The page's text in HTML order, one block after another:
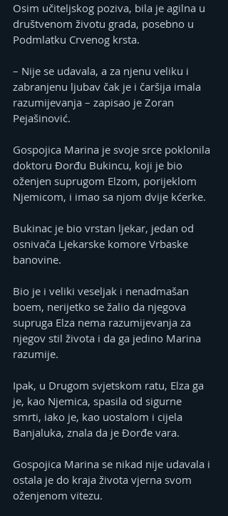
Osim učiteljskog poziva, bila je agilna u
društvenom životu grada, posebno u
Podmlatku Crvenog krsta.
– Nije se udavala, a za njenu veliku i
zabranjenu ljubav čak je i čaršija imala
razumijevanja – zapisao je Zoran
Pejašinović.
Gospojica Marina je svoje srce poklonila
doktoru Đorđu Bukincu, koji je bio
oženjen suprugom Elzom, porijeklom
Njemicom, i imao sa njom dvije kćerke.
Bukinac je bio vrstan ljekar, jedan od
osnivača Ljekarske komore Vrbaske
banovine.
Bio je i veliki veseljak i nenadmašan
boem, nerijetko se žalio da njegova
supruga Elza nema razumijevanja za
njegov stil života i da ga jedino Marina
razumije.
Ipak, u Drugom svjetskom ratu, Elza ga
je, kao Njemica, spasila od sigurne
smrti, iako je, kao uostalom i cijela
Banjaluka, znala da je Đorđe vara.
Gospojica Marina se nikad nije udavala i
ostala je do kraja života vjerna svom
oženjenom vitezu.